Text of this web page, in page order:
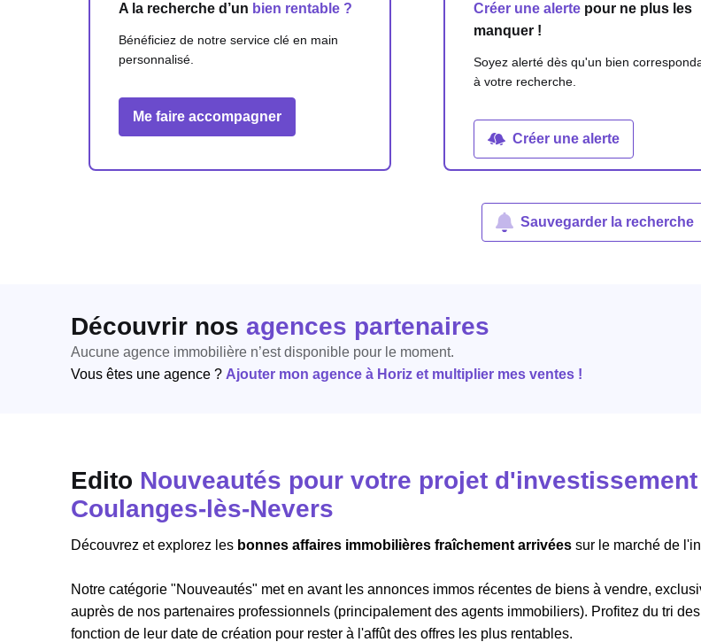
A la recherche d’un bien rentable ?
Bénéficiez de notre service clé en main
personnalisé.
Me faire accompagner
Créer une alertepour ne plus les
manquer !
Soyez alerté dès qu'un bien
à votre recherche.
Créer une alerte
Sauvegarder la recherche
Découvrir nos agences partenaires
Aucune agence immobilière n’est disponible pour le moment.
Vous êtes une agence ? Ajouter mon agence à Horiz et multiplier mes ventes !
Edito Nouveautés pour votre projet
Coulanges-lès-Nevers
Découvrez et explorez les bonnes affaires immobilières fraîchement arrivées sur le marché de
Notre catégorie "Nouveautés" met en avant les annonces immos récentes de biens à vendre,
auprès de nos partenaires professionnels (principalement des agents immobiliers). Profitez du tri
fonction de leur date de création pour rester à l'affût des offres les plus rentables.